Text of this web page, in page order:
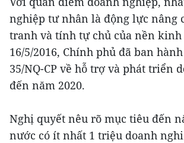
nghiệp tư nhân là động lực nâng
tranh và tính tự chủ của nền kinh
16/5/2016, Chính phủ đã ban
35/NQ-CP về hỗ trợ và phát triển
đến năm 2020.
Nghị quyết nêu rõ mục tiêu đến
nước có ít nhất 1 triệu doanh